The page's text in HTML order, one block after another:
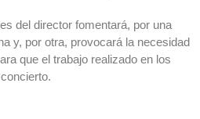
del director fomentará, por una
y, por otra, provocará la necesidad
que el trabajo realizado en los